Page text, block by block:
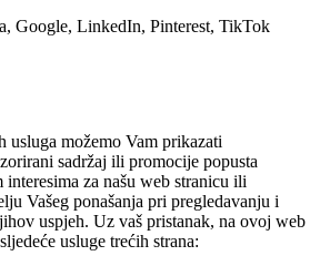
Google, LinkedIn, Pinterest, TikTok
usluga možemo Vam prikazati
sadržaj ili promocije popusta
interesima za našu web stranicu ili
Vašeg ponašanja pri pregledavanju i
uspjeh. Uz vaš pristanak, na ovoj web
usluge trećih strana: